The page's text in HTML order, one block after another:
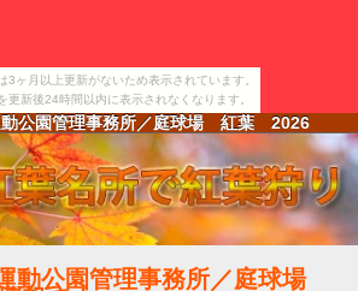
3ヶ月以上更新がないため表示されています。
更新後24時間以内に表示されなくなります。
公園管理事務所／庭球場 紅葉 2026
動公園管理事務所／庭球場